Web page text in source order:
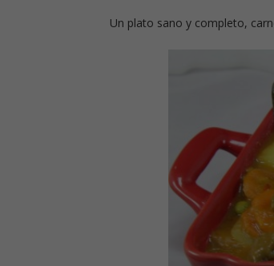
Un plato sano y completo,